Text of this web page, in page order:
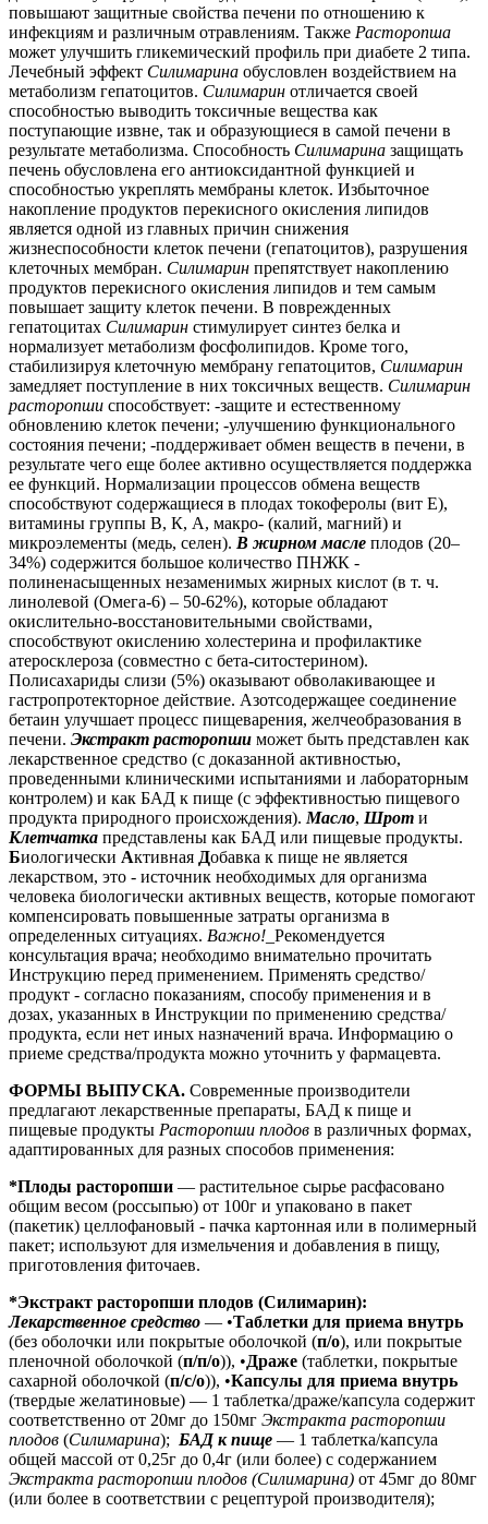
повышают защитные свойства печени по отношению к
инфекциям и различным отравлениям. Также Расторопша
может улучшить гликемический профиль при диабете 2 типа.
Лечебный эффект Силимарина обусловлен воздействием на
метаболизм гепатоцитов. Силимарин отличается своей
способностью выводить токсичные вещества как
поступающие извне, так и образующиеся в самой печени в
результате метаболизма. Способность Силимарина защищать
печень обусловлена его антиоксидантной функцией и
способностью укреплять мембраны клеток. Избыточное
накопление продуктов перекисного окисления липидов
является одной из главных причин снижения
жизнеспособности клеток печени (гепатоцитов), разрушения
клеточных мембран. Силимарин препятствует накоплению
продуктов перекисного окисления липидов и тем самым
повышает защиту клеток печени. В поврежденных
гепатоцитах Силимарин стимулирует синтез белка и
нормализует метаболизм фосфолипидов. Кроме того,
стабилизируя клеточную мембрану гепатоцитов, Силимарин
замедляет поступление в них токсичных веществ. Силимарин
расторопши способствует: -защите и естественному
обновлению клеток печени; -улучшению функционального
состояния печени; -поддерживает обмен веществ в печени, в
результате чего еще более активно осуществляется поддержка
ее функций. Нормализации процессов обмена веществ
способствуют содержащиеся в плодах токоферолы (вит Е),
витамины группы В, К, А, макро- (калий, магний) и
микроэлементы (медь, селен). В жирном масле плодов (20–
34%) содержится большое количество ПНЖК -
полиненасыщенных незаменимых жирных кислот (в т. ч.
линолевой (Омега-6) – 50-62%), которые обладают
окислительно-восстановительными свойствами,
способствуют окислению холестерина и профилактике
атеросклероза (совместно с бета-ситостерином).
Полисахариды слизи (5%) оказывают обволакивающее и
гастропротекторное действие. Азотсодержащее соединение
бетаин улучшает процесс пищеварения, желчеобразования в
печени. Экстракт расторопши может быть представлен как
лекарственное средство (с доказанной активностью,
проведенными клиническими испытаниями и лабораторным
контролем) и как БАД к пище (с эффективностью пищевого
продукта природного происхождения). Масло, Шрот и
Клетчатка представлены как БАД или пищевые продукты.
Биологически Активная Добавка к пище не является
лекарством, это - источник необходимых для организма
человека биологически активных веществ, которые помогают
компенсировать повышенные затраты организма в
определенных ситуациях. Важно! _Рекомендуется
консультация врача; необходимо внимательно прочитать
Инструкцию перед применением. Применять средство/
продукт - согласно показаниям, способу применения и в
дозах, указанных в Инструкции по применению средства/
продукта, если нет иных назначений врача. Информацию о
приеме средства/продукта можно уточнить у фармацевта.
ФОРМЫ ВЫПУСКА. Современные производители
предлагают лекарственные препараты, БАД к пище и
пищевые продукты Расторопши плодов в различных формах,
адаптированных для разных способов применения:
*Плоды расторопши — растительное сырье расфасовано
общим весом (россыпью) от 100г и упаковано в пакет
(пакетик) целлофановый - пачка картонная или в полимерный
пакет; используют для измельчения и добавления в пищу,
приготовления фиточаев.
*Экстракт расторопши плодов (Силимарин):
Лекарственное средство — •Таблетки для приема внутрь
(без оболочки или покрытые оболочкой (п/о), или покрытые
пленочной оболочкой (п/п/о)), •Драже (таблетки, покрытые
сахарной оболочкой (п/с/о)), •Капсулы для приема внутрь
(твердые желатиновые) — 1 таблетка/драже/капсула содержит
соответственно от 20мг до 150мг Экстракта расторопши
плодов (Силимарина); БАД к пище — 1 таблетка/капсула
общей массой от 0,25г до 0,4г (или более) с содержанием
Экстракта расторопши плодов (Силимарина) от 45мг до 80мг
(или более в соответствии с рецептурой производителя);